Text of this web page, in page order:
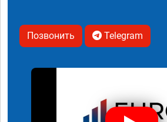
Позвонить Telegram